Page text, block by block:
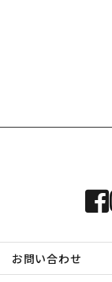
お問い合わせ